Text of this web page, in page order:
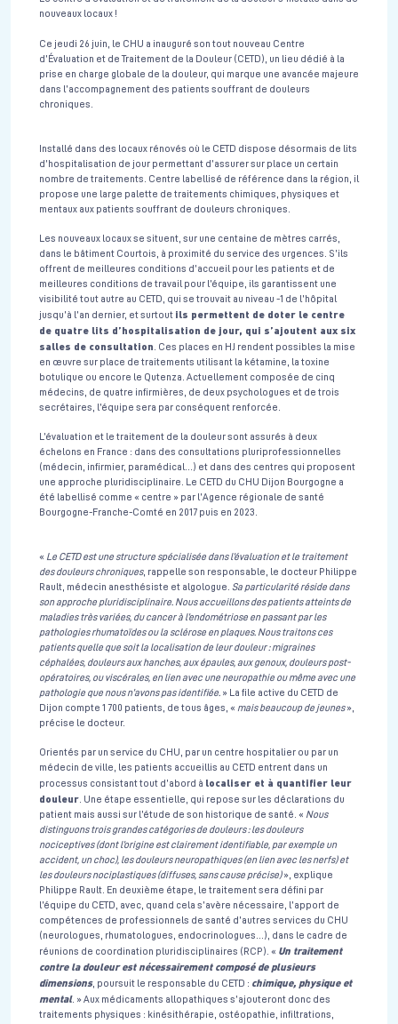
nouveaux locaux !
Ce jeudi 26 juin, le CHU a inauguré son tout nouveau Centre
d’Évaluation et de Traitement de la Douleur (CETD), un lieu dédié à la
prise en charge globale de la douleur, qui marque une avancée majeure
dans l’accompagnement des patients souffrant de douleurs
chroniques.
Installé dans des locaux rénovés où le CETD dispose désormais de lits
d’hospitalisation de jour permettant d’assurer sur place un certain
nombre de traitements. Centre labellisé de référence dans la région, il
propose une large palette de traitements chimiques, physiques et
mentaux aux patients souffrant de douleurs chroniques.
Les nouveaux locaux se situent, sur une centaine de mètres carrés,
dans le bâtiment Courtois, à proximité du service des urgences. S’ils
offrent de meilleures conditions d’accueil pour les patients et de
meilleures conditions de travail pour l’équipe, ils garantissent une
visibilité tout autre au CETD, qui se trouvait au niveau -1 de l’hôpital
jusqu’à l’an dernier, et surtout ils permettent de doter le centre
de quatre lits d’hospitalisation de jour, qui s’ajoutent aux six
salles de consultation . Ces places en HJ rendent possibles la mise
en œuvre sur place de traitements utilisant la kétamine, la toxine
botulique ou encore le Qutenza. Actuellement composée de cinq
médecins, de quatre infirmières, de deux psychologues et de trois
secrétaires, l’équipe sera par conséquent renforcée.
L’évaluation et le traitement de la douleur sont assurés à deux
échelons en France : dans des consultations pluriprofessionnelles
(médecin, infirmier, paramédical…) et dans des centres qui proposent
une approche pluridisciplinaire. Le CETD du CHU Dijon Bourgogne a
été labellisé comme « centre » par l’Agence régionale de santé
Bourgogne-Franche-Comté en 2017 puis en 2023.
« Le CETD est une structure spécialisée dans l’évaluation et le traitement
des douleurs chroniques, rappelle son responsable, le docteur Philippe
Rault, médecin anesthésiste et algologue. Sa particularité réside dans
son approche pluridisciplinaire. Nous accueillons des patients atteints de
maladies très variées, du cancer à l’endométriose en passant par les
pathologies rhumatoïdes ou la sclérose en plaques. Nous traitons ces
patients quelle que soit la localisation de leur douleur : migraines
céphalées, douleurs aux hanches, aux épaules, aux genoux, douleurs post-
opératoires, ou viscérales, en lien avec une neuropathie ou même avec une
pathologie que nous n’avons pas identifiée. » La file active du CETD de
Dijon compte 1 700 patients, de tous âges, « mais beaucoup de jeunes»,
précise le docteur.
Orientés par un service du CHU, par un centre hospitalier ou par un
médecin de ville, les patients accueillis au CETD entrent dans un
processus consistant tout d’abord à localiser et à quantifier leur
douleur . Une étape essentielle, qui repose sur les déclarations du
patient mais aussi sur l’étude de son historique de santé. « Nous
distinguons trois grandes catégories de douleurs : les douleurs
nociceptives (dont l’origine est clairement identifiable, par exemple un
accident, un choc), les douleurs neuropathiques (en lien avec les nerfs) et
les douleurs nociplastiques (diffuses, sans cause précise)», explique
Philippe Rault. En deuxième étape, le traitement sera défini par
l’équipe du CETD, avec, quand cela s’avère nécessaire, l’apport de
compétences de professionnels de santé d’autres services du CHU
(neurologues, rhumatologues, endocrinologues…), dans le cadre de
réunions de coordination pluridisciplinaires (RCP). « Un traitement
contre la douleur est nécessairement composé de plusieurs
dimensions, poursuit le responsable du CETD : chimique, physique et
mental. » Aux médicaments allopathiques s’ajouteront donc des
traitements physiques : kinésithérapie, ostéopathie, infiltrations,